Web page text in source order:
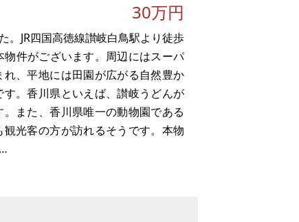
の取引価格とが異なる価格にて商談
など）のほうが多くかかる場合もあ
30万円
。JR四国高徳線讃岐白鳥駅より徒歩
件がございます。周辺にはスーパ
、平地には田園が広がる自然豊か
。香川県といえば、讃岐うどんが
また、香川県唯一の動物園である
光客の方が訪れるそうです。本物